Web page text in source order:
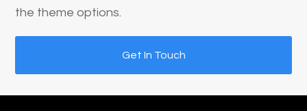
the theme options.
Get In Touch